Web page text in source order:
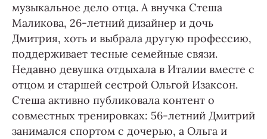
музыкальное дело отца. А внучка Стеша
Маликова, 26-летний дизайнер и дочь
Дмитрия, хоть и выбрала другую профессию,
поддерживает тесные семейные связи.
Недавно девушка отдыхала в Италии вместе с
отцом и старшей сестрой Ольгой Изаксон.
Стеша активно публиковала контент о
совместных тренировках: 56-летний Дмитрий
занимался спортом с дочерью, а Ольга и